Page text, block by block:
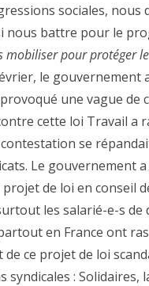
sociales,
nous battre pour le
mobiliser pour protéger
le gouvernement
une vague de
cette loi Travail a
se
Le gouvernement
de loi en conseil
les salarié-e-s de
en France ont
ce projet de loi
syndicales : Solidaires,